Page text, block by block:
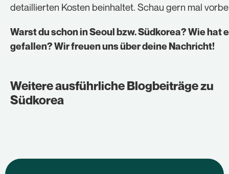
detaillierten Kosten beinhaltet. Schau gern mal
Warst du schon in Seoul bzw. Südkorea? Wie hat
gefallen? Wir freuen uns über deine Nachricht!
Weitere ausführliche Blogbeiträge zu
Südkorea